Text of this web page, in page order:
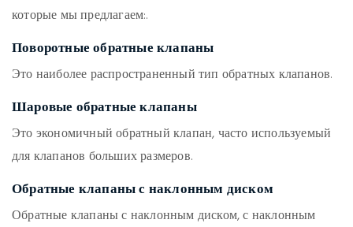
которые мы предлагаем:.
Поворотные обратные клапаны
Это наиболее распространенный тип обратных клапанов.
Шаровые обратные клапаны
Это экономичный обратный клапан, часто используемый
для клапанов больших размеров.
Обратные клапаны с наклонным диском
Обратные клапаны с наклонным диском, с наклонным